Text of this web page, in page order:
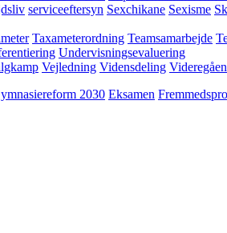
serviceeftersyn Sexchikane Sexisme
Taxameterordning Teamsamarbejde
Undervisningsevaluering
Vejledning Vidensdeling
2030 Eksamen